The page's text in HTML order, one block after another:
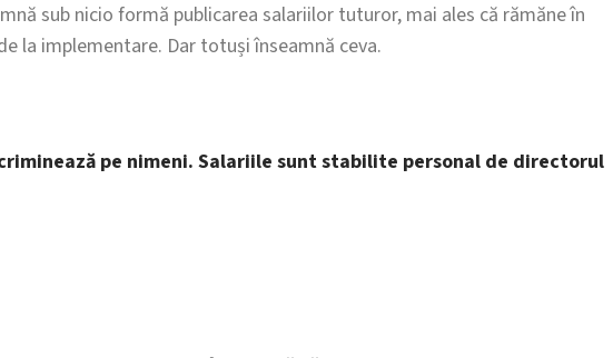
sub nicio formă publicarea salariilor tuturor, mai ales că rămăne în
la implementare. Dar totuși înseamnă ceva.
pe nimeni. Salariile sunt stabilite personal de directorul